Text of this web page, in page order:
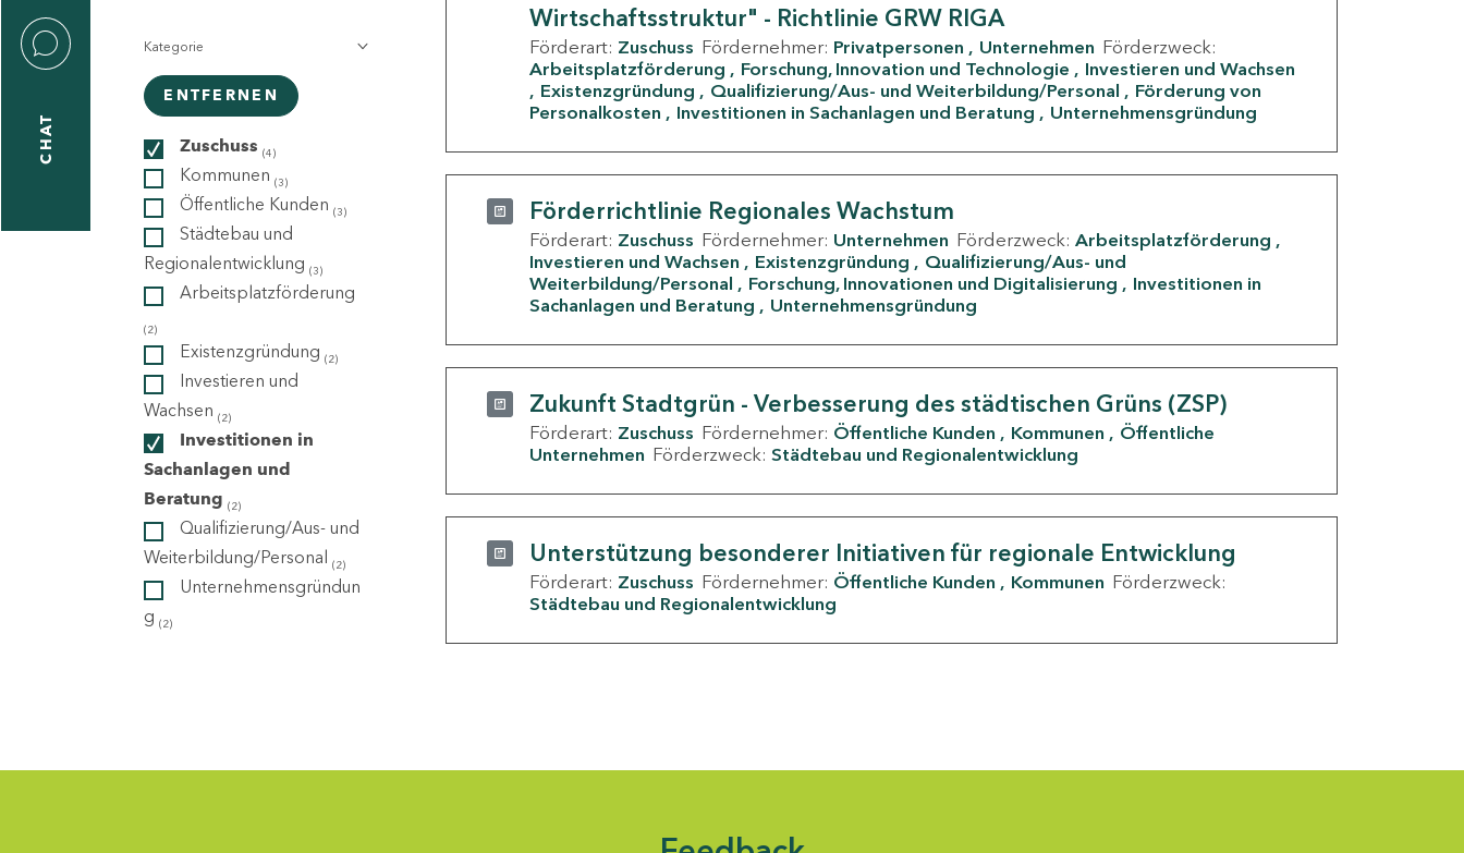
CHAT
Kategorie
ENTFERNEN
Zuschuss (4)
Kommunen (3)
Öffentliche Kunden (3)
Städtebau und
Regionalentwicklung (3)
Arbeitsplatzförderung
(2)
Existenzgründung (2)
Investieren und
Wachsen (2)
Investitionen in
Sachanlagen und
Beratung (2)
Qualifizierung/Aus- und
Weiterbildung/Personal (2)
Unternehmensgründun
g (2)
Wirtschaftsstruktur" - Richtlinie GRW RIGA
Förderart: Zuschuss Fördernehmer: Privatpersonen Unternehmen Förderzweck:
Arbeitsplatzförderung
Forschung, Innovation und Technologie
Investieren und Wachsen
Existenzgründung
Qualifizierung/Aus- und Weiterbildung/Personal
Förderung von
Personalkosten
Investitionen in Sachanlagen und Beratung Unternehmensgründung
Förderrichtlinie Regionales Wachstum
Förderart: Zuschuss Fördernehmer: Unternehmen Förderzweck: Arbeitsplatzförderung
Investieren und Wachsen
Existenzgründung
Qualifizierung/Aus- und
Weiterbildung/Personal
Forschung, Innovationen und Digitalisierung
Investitionen in
Sachanlagen und Beratung
Unternehmensgründung
Zukunft Stadtgrün - Verbesserung des städtischen Grüns (ZSP)
Förderart: Zuschuss Fördernehmer: Öffentliche Kunden Kommunen
Öffentliche
Unternehmen Förderzweck: Städtebau und Regionalentwicklung
Unterstützung besonderer Initiativen für regionale Entwicklung
Förderart: Zuschuss Fördernehmer: Öffentliche Kunden Kommunen Förderzweck:
Städtebau und Regionalentwicklung